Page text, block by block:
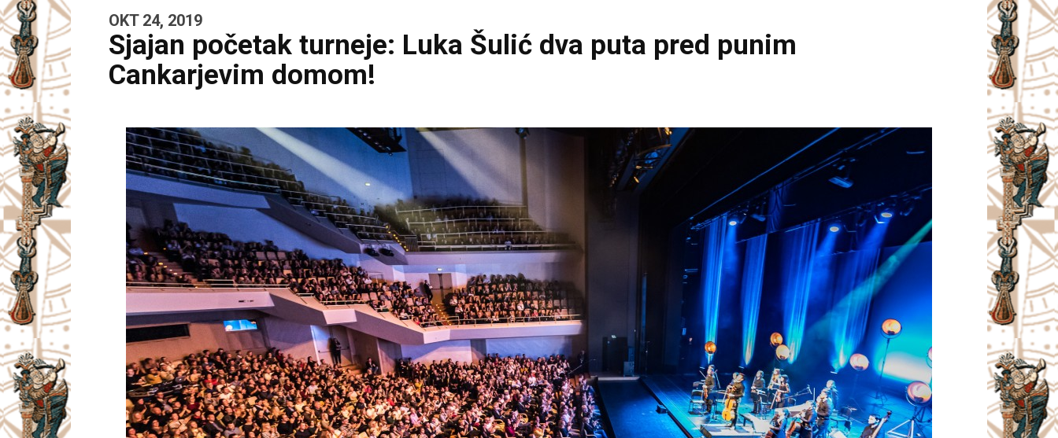
OKT 24, 2019
Sjajan početak turneje: Luka Šulić dva puta pred punim
Cankarjevim domom!